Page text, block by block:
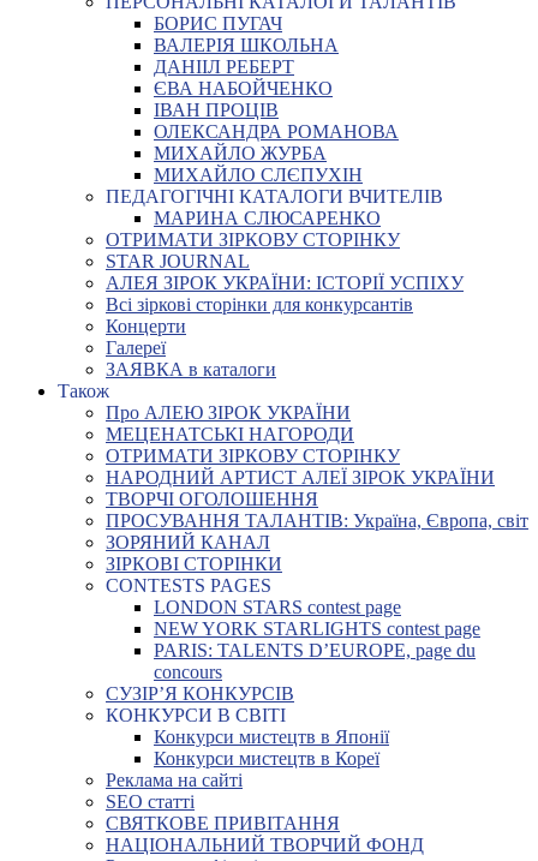
БОРИС ПУГАЧ
ВАЛЕРІЯ ШКОЛЬНА
ДАНІІЛ РЕБЕРТ
ЄВА НАБОЙЧЕНКО
ІВАН ПРОЦІВ
ОЛЕКСАНДРА РОМАНОВА
МИХАЙЛО ЖУРБА
МИХАЙЛО СЛЄПУХІН
ПЕДАГОГІЧНІ КАТАЛОГИ ВЧИТЕЛІВ
МАРИНА СЛЮСАРЕНКО
ОТРИМАТИ ЗІРКОВУ СТОРІНКУ
STAR JOURNAL
АЛЕЯ ЗІРОК УКРАЇНИ: ІСТОРІЇ УСПІХУ
Всі зіркові сторінки для конкурсантів
Концерти
Галереї
ЗАЯВКА в каталоги
Також
Про АЛЕЮ ЗІРОК УКРАЇНИ
МЕЦЕНАТСЬКІ НАГОРОДИ
ОТРИМАТИ ЗІРКОВУ СТОРІНКУ
НАРОДНИЙ АРТИСТ АЛЕЇ ЗІРОК УКРАЇНИ
ТВОРЧІ ОГОЛОШЕННЯ
ПРОСУВАННЯ ТАЛАНТІВ: Україна, Європа, світ
ЗОРЯНИЙ КАНАЛ
ЗІРКОВІ СТОРІНКИ
CONTESTS PAGES
LONDON STARS contest page
NEW YORK STARLIGHTS contest page
PARIS: TALENTS D’EUROPE, page du
concours
СУЗІР’Я КОНКУРСІВ
КОНКУРСИ В СВІТІ
Конкурси мистецтв в Японії
Конкурси мистецтв в Кореї
Реклама на сайті
SEO статті
СВЯТКОВЕ ПРИВІТАННЯ
НАЦІОНАЛЬНИЙ ТВОРЧИЙ ФОНД